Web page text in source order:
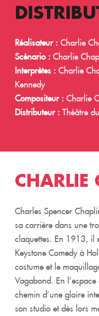
Réalisateur : Charlie
Scénario : Charlie
Interprètes : Charlie
Kennedy
Compositeur : Charlie
Distributeur : Théâtre
CHARLIE
Charles Spencer
sa carrière dans une
claquettes. En 1913, il
Keystone Comedy à
costume et le
Vagabond. En
chemin d’une gloire
son studio et dès lors